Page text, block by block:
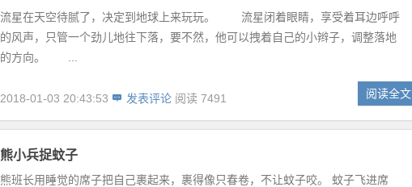
流星在天空待腻了，决定到地球上来玩玩。 流星闭着眼睛，享受着耳边呼呼
的风声，只管一个劲儿地往下落，要不然，他可以拽着自己的小辫子，调整落地
的方向。 ...
2018-01-03 20:43:53 发表评论 阅读 7491 阅读全文
熊小兵捉蚊子
熊班长用睡觉的席子把自己裹起来，裹得像只春卷，不让蚊子咬。 蚊子飞进席